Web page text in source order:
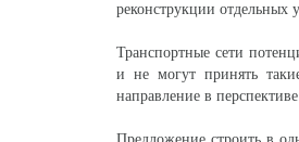
реконструкции отдельных
Транспортные сети
и не могут принять
направление в